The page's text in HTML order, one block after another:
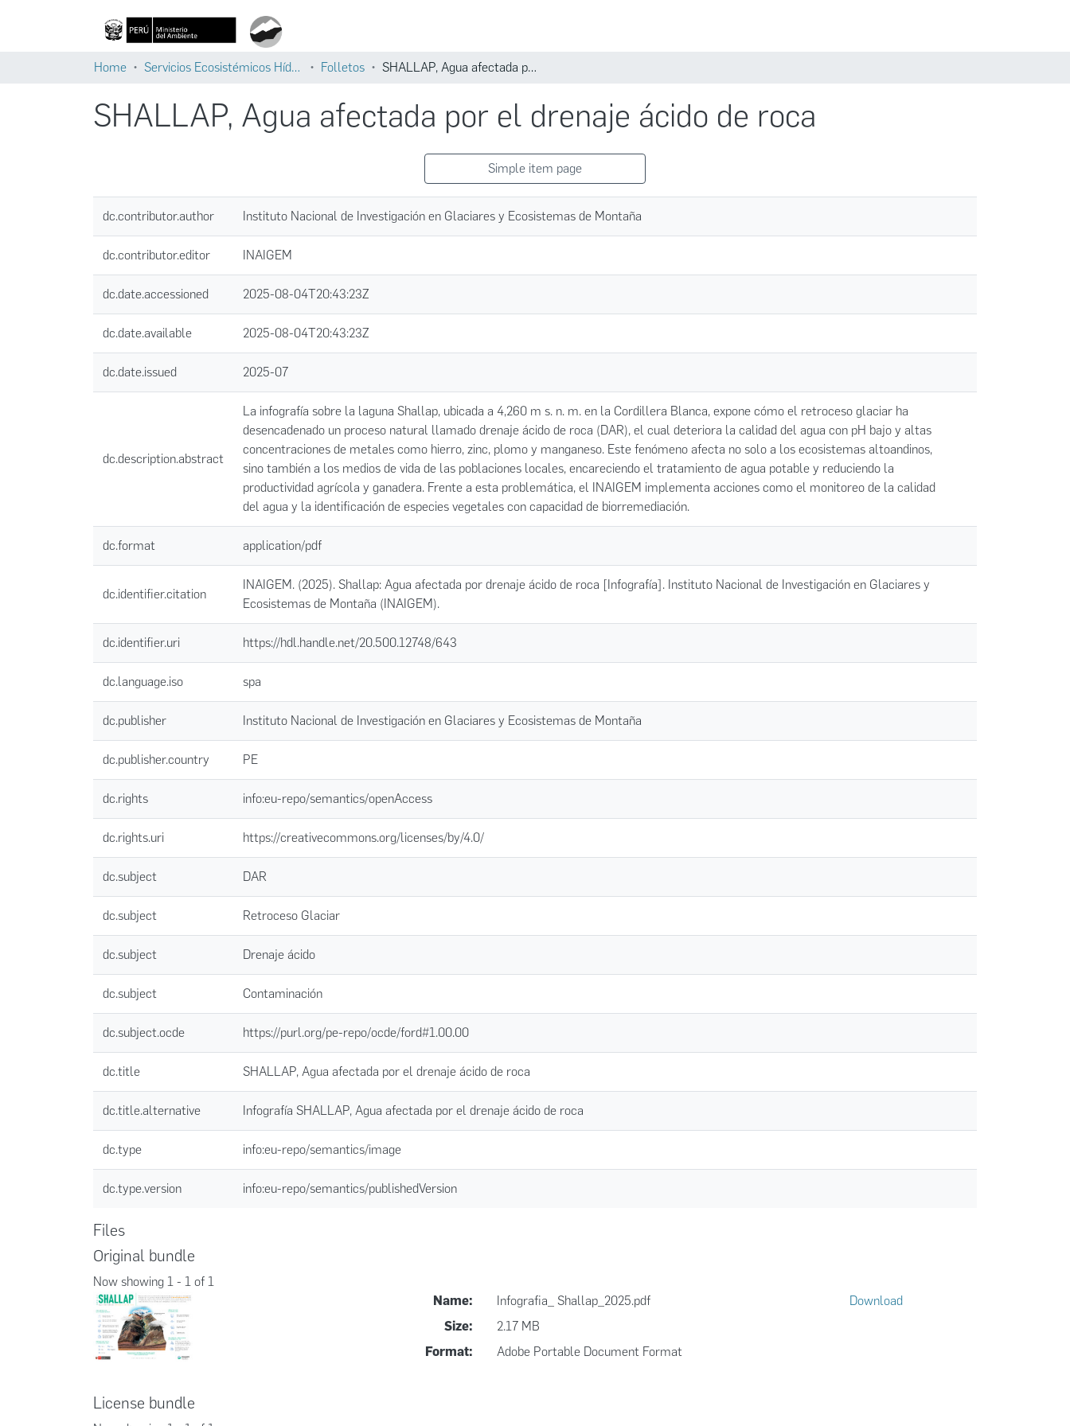
Home Servicios Ecosistémicos Hídricos Folletos SHALLAP, Agua afectada por el drenaje ácido de roca
SHALLAP, Agua afectada por el drenaje ácido de roca
Simple item page
dc.contributor.author Instituto Nacional de Investigación en Glaciares y Ecosistemas de Montaña
dc.contributor.editor INAIGEM
dc.date.accessioned 2025-08-04T20:43:23Z
dc.date.available 2025-08-04T20:43:23Z
dc.date.issued 2025-07
dc.description.abstract
La infografía sobre la laguna Shallap, ubicada a 4,260 m s. n. m. en la Cordillera Blanca, expone cómo el retroceso glaciar ha
desencadenado un proceso natural llamado drenaje ácido de roca (DAR), el cual deteriora la calidad del agua con pH bajo y altas
concentraciones de metales como hierro, zinc, plomo y manganeso. Este fenómeno afecta no solo a los ecosistemas altoandinos,
sino también a los medios de vida de las poblaciones locales, encareciendo el tratamiento de agua potable y reduciendo la
productividad agrícola y ganadera. Frente a esta problemática, el INAIGEM implementa acciones como el monitoreo de la calidad
del agua y la identificación de especies vegetales con capacidad de biorremediación.
dc.format application/pdf
dc.identifier.citation
INAIGEM. (2025). Shallap: Agua afectada por drenaje ácido de roca [Infografía]. Instituto Nacional de Investigación en Glaciares y
Ecosistemas de Montaña (INAIGEM).
dc.identifier.uri https://hdl.handle.net/20.500.12748/643
dc.language.iso spa
dc.publisher Instituto Nacional de Investigación en Glaciares y Ecosistemas de Montaña
dc.publisher.country PE
dc.rights info:eu-repo/semantics/openAccess
dc.rights.uri https://creativecommons.org/licenses/by/4.0/
dc.subject DAR
dc.subject Retroceso Glaciar
dc.subject Drenaje ácido
dc.subject Contaminación
dc.subject.ocde https://purl.org/pe-repo/ocde/ford#1.00.00
dc.title SHALLAP, Agua afectada por el drenaje ácido de roca
dc.title.alternative Infografía SHALLAP, Agua afectada por el drenaje ácido de roca
dc.type info:eu-repo/semantics/image
dc.type.version info:eu-repo/semantics/publishedVersion
Files
Original bundle
Now showing 1 - 1 of 1
Name:
Infografia_ Shallap_2025.pdf
Size:
2.17 MB
Format:
Adobe Portable Document Format
Download
License bundle